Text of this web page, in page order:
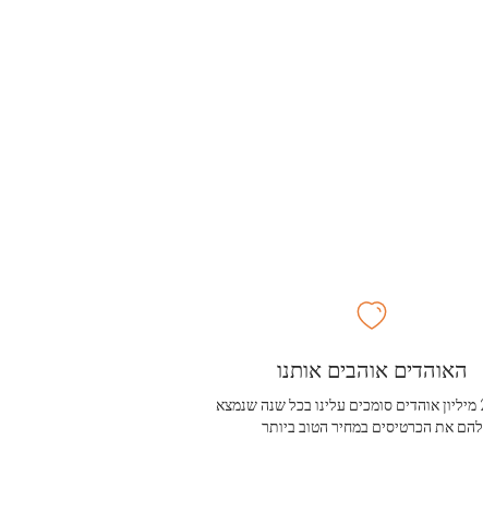
האוהדים אוהבים אותנו
מעל 2.5 מיליון אוהדים סומכים עלינו בכל שנה שנמצא
להם את הכרטיסים במחיר הטוב ביותר